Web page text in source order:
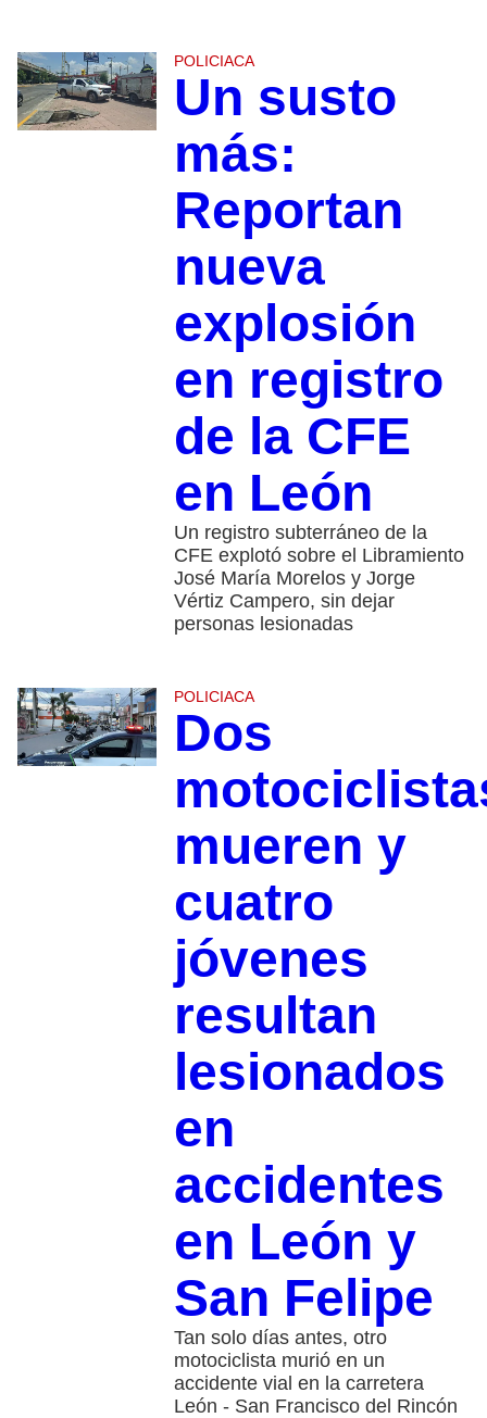
POLICIACA
Un susto
más:
Reportan
nueva
explosión
en registro
de la CFE
en León
Un registro subterráneo de la
CFE explotó sobre el Libramiento
José María Morelos y Jorge
Vértiz Campero, sin dejar
personas lesionadas
POLICIACA
Dos
mueren y
cuatro
jóvenes
resultan
lesionados
en
accidentes
en León y
San Felipe
Tan solo días antes, otro
motociclista murió en un
accidente vial en la carretera
León - San Francisco del Rincón